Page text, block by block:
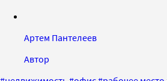
Артем Пантелеев
Автор